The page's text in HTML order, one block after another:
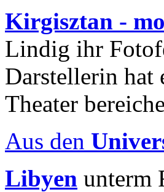
Kirgisztan -
Lindig ihr
Darstellerin hat
Theater
Aus den
Libyen unterm